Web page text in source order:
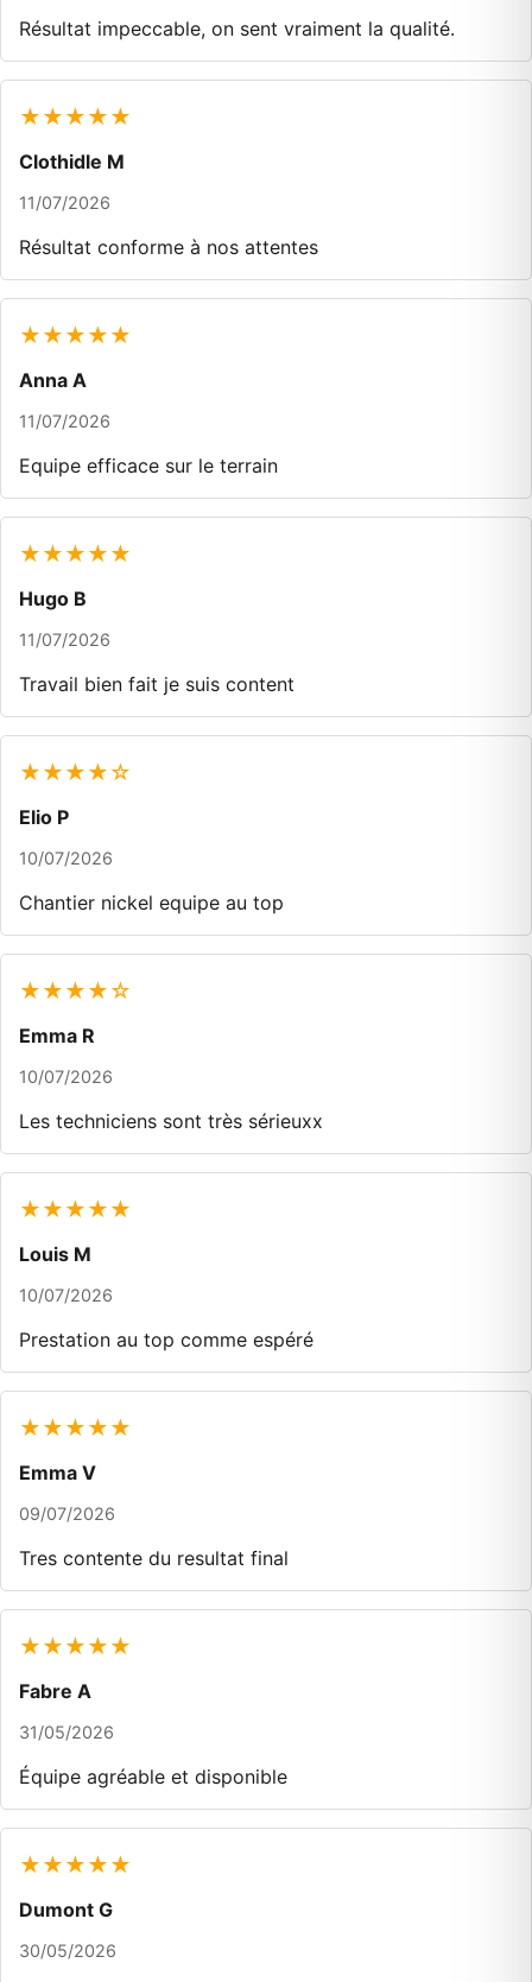
Résultat impeccable, on sent vraiment la qualité.
★★★★★
Clothidle M
11/07/2026
Résultat conforme à nos attentes
★★★★★
Anna A
11/07/2026
Equipe efficace sur le terrain
★★★★★
Hugo B
11/07/2026
Travail bien fait je suis content
★★★★☆
Elio P
10/07/2026
Chantier nickel equipe au top
★★★★☆
Emma R
10/07/2026
Les techniciens sont très sérieuxx
★★★★★
Louis M
10/07/2026
Prestation au top comme espéré
★★★★★
Emma V
09/07/2026
Tres contente du resultat final
★★★★★
Fabre A
31/05/2026
Équipe agréable et disponible
★★★★★
Dumont G
30/05/2026